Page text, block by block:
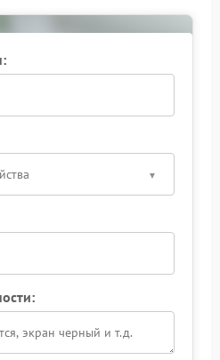
неисправности:
помогает сохранить
и избежать